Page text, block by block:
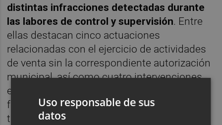
distintas infracciones detectadas durante
las labores de control y supervisión. Entre
ellas destacan cinco actuaciones
relacionadas con el ejercicio de actividades
de venta sin la correspondiente autorización
municipal, así como cuatro intervenciones
encaminadas a garantizar el correcto
funcionamiento de los servicios de
transporte de viajeros.
Uso responsable de sus
datos